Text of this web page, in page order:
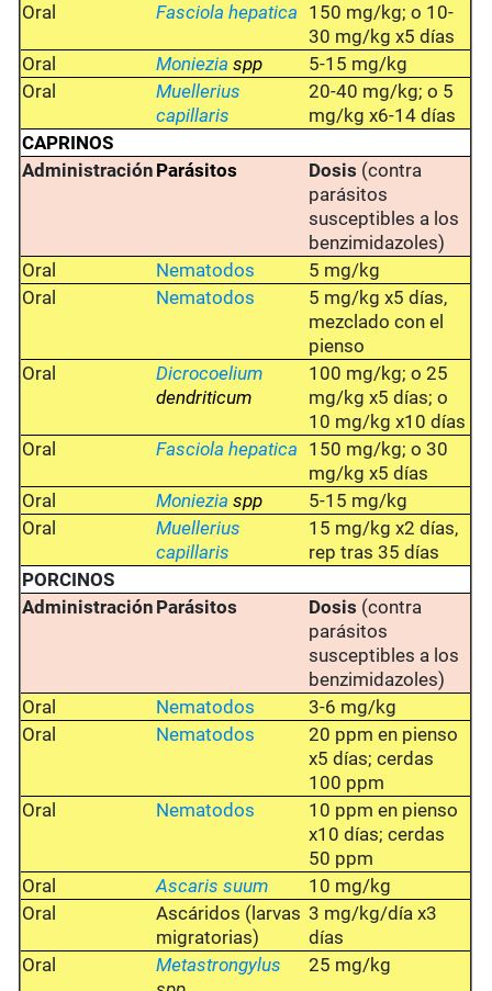
Oral
Fasciola hepatica 150 mg/kg; o 10-
30 mg/kg x5 días
Oral
Moniezia spp
5-15 mg/kg
Oral
Muellerius
capillaris
20-40 mg/kg; o 5
mg/kg x6-14 días
CAPRINOS
Administración Parásitos Dosis (contra
parásitos
susceptibles a los
benzimidazoles)
Oral
Nematodos
5 mg/kg
Oral
Nematodos
5 mg/kg x5 días,
mezclado con el
pienso
Oral
Dicrocoelium
dendriticum
100 mg/kg; o 25
mg/kg x5 días; o
10 mg/kg x10 días
Oral
Fasciola hepatica 150 mg/kg; o 30
mg/kg x5 días
Oral
Moniezia spp
5-15 mg/kg
Oral
Muellerius
capillaris
15 mg/kg x2 días,
rep tras 35 días
PORCINOS
Administración Parásitos Dosis (contra
parásitos
susceptibles a los
benzimidazoles)
Oral
Nematodos
3-6 mg/kg
Oral
Nematodos
20 ppm en pienso
x5 días; cerdas
100 ppm
Oral
Nematodos
10 ppm en pienso
x10 días; cerdas
50 ppm
Oral
Ascaris suum
10 mg/kg
Oral
Ascáridos (larvas
migratorias)
3 mg/kg/día x3
días
Oral
Metastrongylus
25 mg/kg